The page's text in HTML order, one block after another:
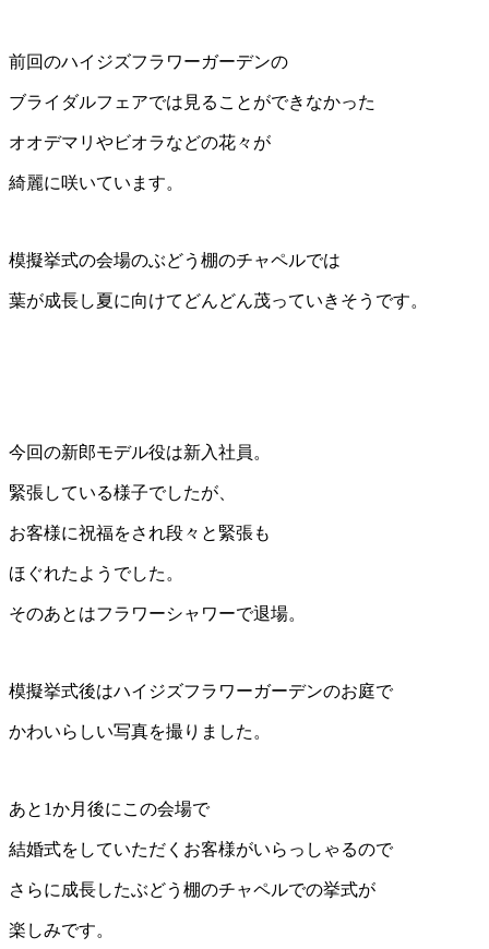
前回のハイジズフラワーガーデンの
ブライダルフェアでは見ることができなかった
オオデマリやビオラなどの花々が
綺麗に咲いています。
模擬挙式の会場のぶどう棚のチャペルでは
葉が成長し夏に向けてどんどん茂っていきそうです。
今回の新郎モデル役は新入社員。
緊張している様子でしたが、
お客様に祝福をされ段々と緊張も
ほぐれたようでした。
そのあとはフラワーシャワーで退場。
模擬挙式後はハイジズフラワーガーデンのお庭で
かわいらしい写真を撮りました。
あと1か月後にこの会場で
結婚式をしていただくお客様がいらっしゃるので
さらに成長したぶどう棚のチャペルでの挙式が
楽しみです。